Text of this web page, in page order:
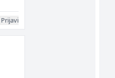
Prijavi